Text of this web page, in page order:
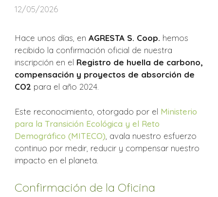
12/05/2026
Hace unos días, en AGRESTA S. Coop. hemos
recibido la confirmación oficial de nuestra
inscripción en el Registro de huella de carbono,
compensación y proyectos de absorción de
CO2 para el año 2024.
Este reconocimiento, otorgado por el Ministerio
para la Transición Ecológica y el Reto
Demográfico (MITECO) , avala nuestro esfuerzo
continuo por medir, reducir y compensar nuestro
impacto en el planeta.
Confirmación de la Oficina